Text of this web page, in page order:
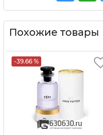
Похожие товары
-39.66 %